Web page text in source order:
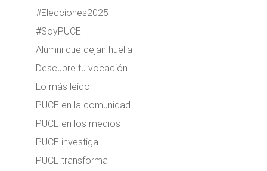
#Elecciones2025
#SoyPUCE
Alumni que dejan huella
Descubre tu vocación
Lo más leído
PUCE en la comunidad
PUCE en los medios
PUCE investiga
PUCE transforma